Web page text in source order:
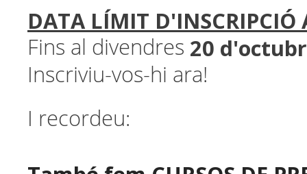
DATA LÍMIT D'INSCRIPCIÓ
Fins al divendres 20
Inscriviu-vos-hi ara!
I recordeu: